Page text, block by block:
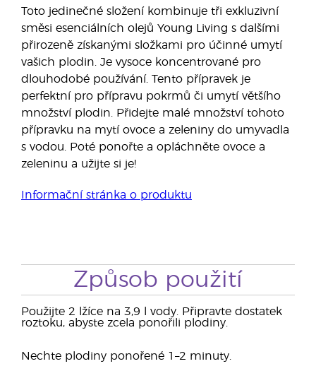
Toto jedinečné složení kombinuje tři exkluzivní
směsi esenciálních olejů Young Living s dalšími
přirozeně získanými složkami pro účinné umytí
vašich plodin. Je vysoce koncentrované pro
dlouhodobé používání. Tento přípravek je
perfektní pro přípravu pokrmů či umytí většího
množství plodin. Přidejte malé množství tohoto
přípravku na mytí ovoce a zeleniny do umyvadla
s vodou. Poté ponořte a opláchněte ovoce a
zeleninu a užijte si je!
Informační stránka o produktu
Způsob použití
Použijte 2 lžíce na 3,9 l vody. Připravte dostatek
roztoku, abyste zcela ponořili plodiny.
Nechte plodiny ponořené 1–2 minuty.